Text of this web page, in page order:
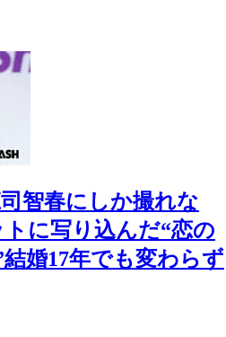
智春にしか撮れな
に写り込んだ“恋の
婚17年でも変わらず